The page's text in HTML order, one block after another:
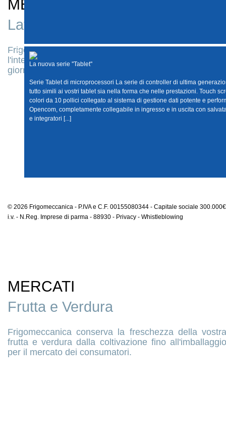
MERCATI
Lattiero - caseario
Frigomeccanica sviluppa soluzioni per
l'intero processo di produzione lattiero-
giornaliera presso gli impianti dei clienti.
MERCATI
Frutta e Verdura
Frigomeccanica conserva la freschezza della
frutta e verdura dalla coltivazione fino
per il mercato dei consumatori.
La nuova serie ''Tablet''
La nuova serie ''Tablet''
Serie Tablet di microprocessori La serie di controller di ultima
tutto simili ai vostri tablet sia nella forma che nelle prestazioni. Touch
colori da 10 pollici collegato al sistema di gestione dati potente e
Opencom, completamente collegabile in ingresso e in uscita con
e integratori [...]
© 2026 Frigomeccanica - P.IVA e C.F. 00155080344 - Capitale sociale 300.000€
i.v. - N.Reg. Imprese di parma - 88930 - Privacy - Whistleblowing